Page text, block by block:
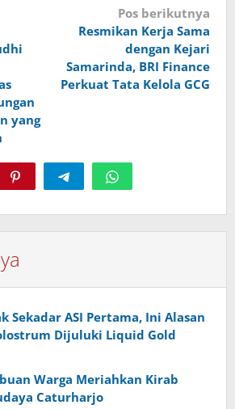
yang
Pos berikutnya
Resmikan Kerja Sama
dengan Kejari
Samarinda, BRI Finance
Perkuat Tata Kelola GCG
Sekadar ASI Pertama, Ini Alasan
Dijuluki Liquid Gold
Warga Meriahkan Kirab
Caturharjo